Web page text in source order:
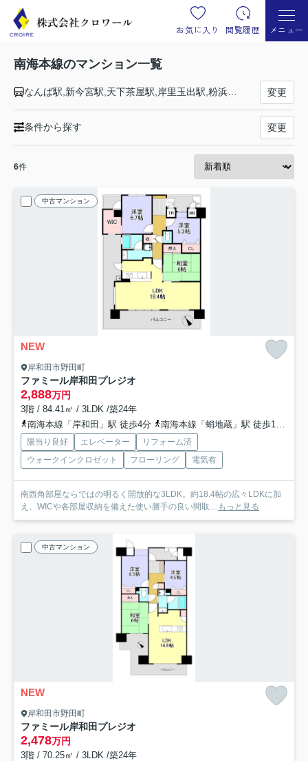
お気に入り 閲覧履歴 メニュー
南海本線のマンション一覧
なんば駅,新今宮駅,天下茶屋駅,岸里玉出駅,粉浜駅,住吉大社駅,住ノ江駅,七道駅,堺駅,湊駅,石津川駅,諏訪ノ森駅,浜寺公園駅,東羽衣駅,高石駅,北助松駅,松ノ浜駅,泉大津駅,忠岡駅,春木駅,和泉大宮駅,岸和田駅,蛸地蔵駅,貝塚駅,二色浜駅,鶴原駅,井原里駅,泉佐野駅,羽倉崎駅,吉見ノ里駅,岡田浦駅,樽井駅,尾崎駅,鳥取ノ荘駅,箱作駅,淡輪駅,みさき公園駅,孝子駅,和歌山大学前駅,紀ノ川駅,和歌山市駅 変更
条件から探す 変更
6件
中古マンション
NEW
岸和田市野田町
ファミール岸和田プレジオ
2,888万円
3階 / 84.41㎡ / 3LDK /築24年
南海本線「岸和田」駅 徒歩4分
南海本線「蛸地蔵」駅 徒歩12分
陽当り良好 エレベーター
リフォーム済
ウォークインクロゼット
フローリング 電気有
南西角部屋ならではの明るく開放的な3LDK。約18.4帖の広々LDKに加
え、WICや各部屋収納を備えた使い勝手の良い間取...
もっと見る
中古マンション
NEW
岸和田市野田町
ファミール岸和田プレジオ
2,478万円
3階 / 70.25㎡ / 3LDK /築24年